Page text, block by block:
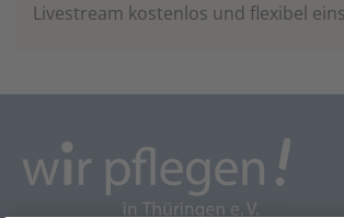
Livestream kostenlos und flexibel